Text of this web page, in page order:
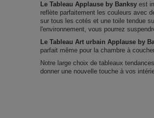
Le Tableau Applause by Banksy est
reflète parfaitement les couleurs avec
sur tous les cotés et une toile tendue
l'environnement, vous pourrez
Le Tableau Art urbain Applause by
parfait même pour la chambre à
Notre large choix de tableaux
donner une nouvelle touche à vos